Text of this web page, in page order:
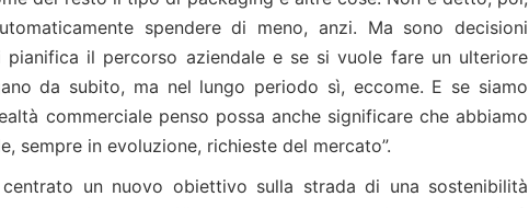
spendere di meno, anzi. Ma sono decisioni
il percorso aziendale e se si vuole fare un ulteriore
da subito, ma nel lungo periodo sì, eccome. E se siamo
commerciale penso possa anche significare che abbiamo
sempre in evoluzione, richieste del mercato”.
un nuovo obiettivo sulla strada di una sostenibilità